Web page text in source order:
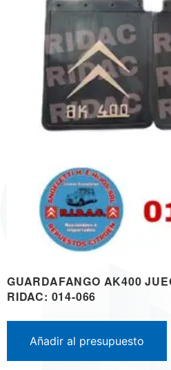
GUARDAFANGO AK400
RIDAC: 014-066
Añadir al presupuesto